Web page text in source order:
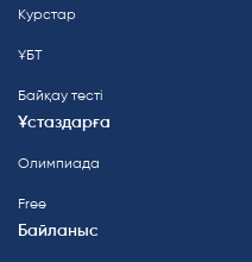
Курстар
ҰБТ
Байқау тесті
Ұстаздарға
Олимпиада
Free
Байланыс